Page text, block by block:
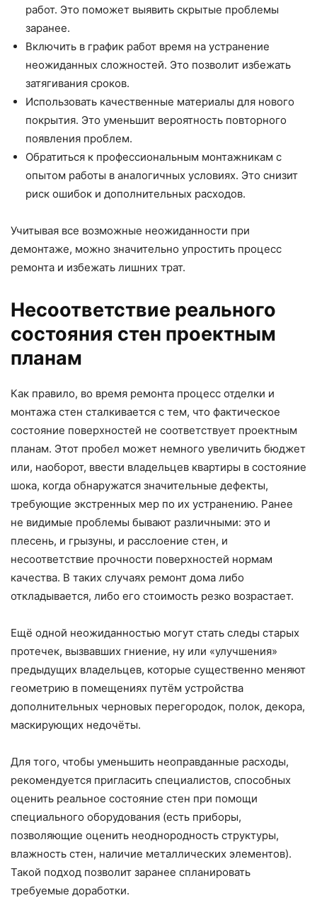
работ. Это поможет выявить скрытые проблемы
заранее.
Включить в график работ время на устранение
неожиданных сложностей. Это позволит избежать
затягивания сроков.
Использовать качественные материалы для нового
покрытия. Это уменьшит вероятность повторного
появления проблем.
Обратиться к профессиональным монтажникам с
опытом работы в аналогичных условиях. Это снизит
риск ошибок и дополнительных расходов.
Учитывая все возможные неожиданности при
демонтаже, можно значительно упростить процесс
ремонта и избежать лишних трат.
Несоответствие реального
состояния стен проектным
планам
Как правило, во время ремонта процесс отделки и
монтажа стен сталкивается с тем, что фактическое
состояние поверхностей не соответствует проектным
планам. Этот пробел может немного увеличить бюджет
или, наоборот, ввести владельцев квартиры в состояние
шока, когда обнаружатся значительные дефекты,
требующие экстренных мер по их устранению. Ранее
не видимые проблемы бывают различными: это и
плесень, и грызуны, и расслоение стен, и
несоответствие прочности поверхностей нормам
качества. В таких случаях ремонт дома либо
откладывается, либо его стоимость резко возрастает.
Ещё одной неожиданностью могут стать следы старых
протечек, вызвавших гниение, ну или «улучшения»
предыдущих владельцев, которые существенно меняют
геометрию в помещениях путём устройства
дополнительных черновых перегородок, полок, декора,
маскирующих недочёты.
Для того, чтобы уменьшить неоправданные расходы,
рекомендуется пригласить специалистов, способных
оценить реальное состояние стен при помощи
специального оборудования (есть приборы,
позволяющие оценить неоднородность структуры,
влажность стен, наличие металлических элементов).
Такой подход позволит заранее спланировать
требуемые доработки.